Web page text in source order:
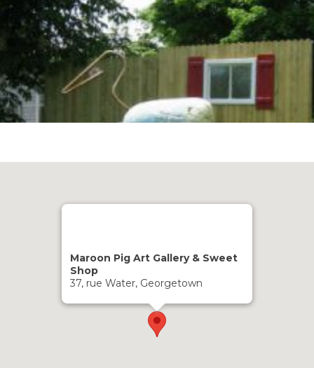
Maroon Pig Art Gallery & Sweet
Shop
37, rue Water, Georgetown